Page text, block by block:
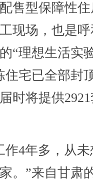
售型保障性
现场，也是呼
“理想生活实
住宅已全部封
时将提供
4年多，从未
。”来自甘肃